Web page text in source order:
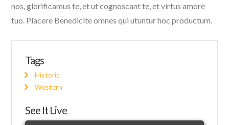
nos, glorificamus te, et ut cognoscant te, et virtus amore
tuo. Placere Benedicite omnes qui utuntur hoc productum.
Tags
Historic
Western
See It Live